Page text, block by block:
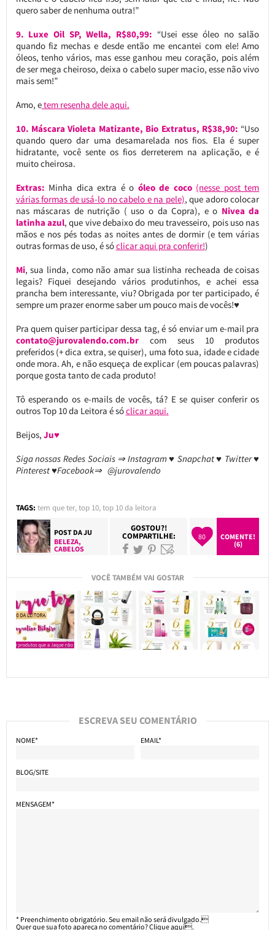
quero saber de nenhuma outra!”
9. Luxe Oil SP, Wella, R$80,99: “Usei esse óleo no salão
quando fiz mechas e desde então me encantei com ele! Amo
óleos, tenho vários, mas esse ganhou meu coração, pois além
de ser mega cheiroso, deixa o cabelo super macio, esse não vivo
mais sem!”
Amo, etem resenha dele aqui.
10. Máscara Violeta Matizante, Bio Extratus, R$38,90: “Uso
quando quero dar uma desamarelada nos fios. Ela é super
hidratante, você sente os fios derreterem na aplicação, e é
muito cheirosa.
Extras: Minha dica extra é o óleo de coco (nesse post tem
várias formas de usá-lo no cabelo e na pele), que adoro colocar
nas máscaras de nutrição ( uso o da Copra), e o Nivea da
latinha azul, que vive debaixo do meu travesseiro, pois uso nas
mãos e nos pés todas as noites antes de dormir (e tem várias
outras formas de uso, é sóclicar aqui pra conferir!)
Mi, sua linda, como não amar sua listinha recheada de coisas
legais? Fiquei desejando vários produtinhos, e achei essa
prancha bem interessante, viu? Obrigada por ter participado, é
sempre um prazer enorme saber um pouco mais de vocês!♥
Pra quem quiser participar dessa tag, é só enviar um e-mail pra
contato@jurovalendo.com.brcom seus 10 produtos
preferidos (+ dica extra, se quiser), uma foto sua, idade e cidade
onde mora. Ah, e não esqueça de explicar (em poucas palavras)
porque gosta tanto de cada produto!
Tô esperando os e-mails de vocês, tá? E se quiser conferir os
outros Top 10 da Leitora é sóclicar aqui.
Beijos, Ju♥
Siga nossas Redes Sociais ⇒ Instagram ♥ Snapchat ♥ Twitter ♥
Pinterest ♥Facebook⇒ @jurovalendo
TAGS: tem que ter,top 10,top 10 da leitora
POST DAJU
BELEZA,
CABELOS
GOSTOU?!
COMPARTILHE: 80
COMENTE!
(6)
VOCÊ TAMBÉM VAI GOSTAR
ESCREVA SEU COMENTÁRIO
NOME* EMAIL*
BLOG/SITE
MENSAGEM*
* Preenchimento obrigatório. Seu email não será divulgado.
Quer que sua foto apareça no comentário? Cliqueaqui.